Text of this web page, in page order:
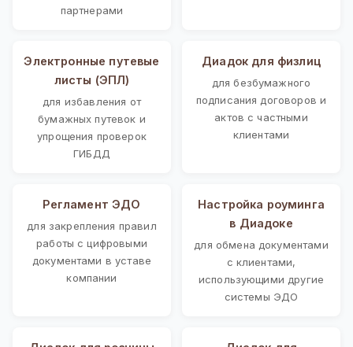
партнерами
Электронные путевые
листы (ЭПЛ)
для избавления от
бумажных путевок и
упрощения проверок
ГИБДД
Диадок для физлиц
для безбумажного
подписания договоров и
актов с частными
клиентами
Регламент ЭДО
для закрепления правил
работы с цифровыми
документами в уставе
компании
Настройка роуминга
в Диадоке
для обмена документами
с клиентами,
использующими другие
системы ЭДО